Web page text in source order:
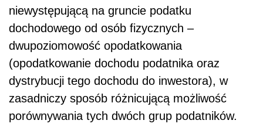
niewystępującą na gruncie podatku
dochodowego od osób fizycznych –
dwupoziomowość opodatkowania
(opodatkowanie dochodu podatnika oraz
dystrybucji tego dochodu do inwestora), w
zasadniczy sposób różnicującą możliwość
porównywania tych dwóch grup podatników.